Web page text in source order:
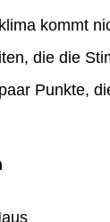
kommt
die die
Punkte,